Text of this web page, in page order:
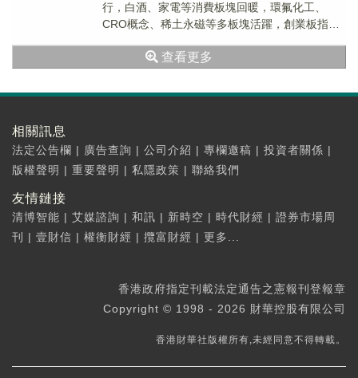
行，白酒、家電等消費板塊回暖，環氟化工、
CRO概念、稀土永磁等多板塊活躍，創業板指漲
查看更多
相關訊息
法定公告欄 | 廣告查詢 | 公司介紹 | 專欄邀稿 | 投資者關係 |
版權聲明 | 重要聲明 | 私隱政策 | 聯絡我們
友情鏈接
清博智能 | 艾媒諮詢 | 和訊 | 新時空 | 時代財經 | 證券市場周
刊
| 壹財信 | 權衡財經 | 攬富財經 | 更多...
香港政府指定刊載法定通告之憲報刊登報章
Copyright © 1998 - 2026 財華控股有限公司
香港財華社版權所有,未經同意不得轉載。